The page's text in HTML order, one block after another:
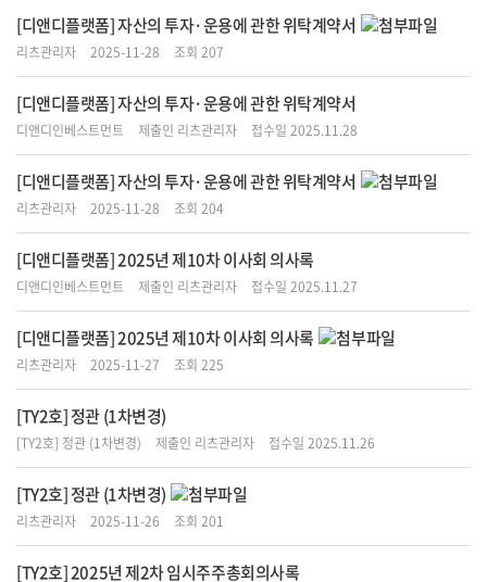
[디앤디플랫폼] 자산의 투자·운용에 관한 위탁계약서
리츠관리자 2025-11-28 조회 207
[디앤디플랫폼] 자산의 투자·운용에 관한 위탁계약서
디앤디인베스트먼트 제출인 리츠관리자 접수일 2025.11.28
[디앤디플랫폼] 자산의 투자·운용에 관한 위탁계약서
리츠관리자 2025-11-28 조회 204
[디앤디플랫폼] 2025년 제10차 이사회 의사록
디앤디인베스트먼트 제출인 리츠관리자 접수일 2025.11.27
[디앤디플랫폼] 2025년 제10차 이사회 의사록
리츠관리자 2025-11-27 조회 225
[TY2호] 정관 (1차변경)
[TY2호] 정관 (1차변경) 제출인 리츠관리자 접수일 2025.11.26
[TY2호] 정관 (1차변경)
리츠관리자 2025-11-26 조회 201
[TY2호] 2025년 제2차 임시주주총회의사록